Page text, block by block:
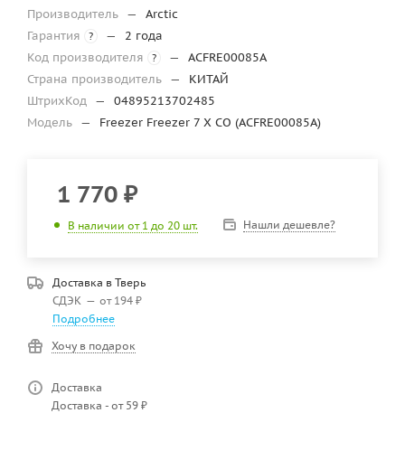
Производитель —
Arctic
Гарантия
? —
2 года
Код производителя
? —
ACFRE00085A
Страна производитель —
КИТАЙ
ШтрихКод —
04895213702485
Модель — Freezer Freezer 7 X CO (ACFRE00085A)
1 770 ₽
В наличии от 1 до 20 шт. Нашли дешевле?
Доставка в Тверь
СДЭК — от 194 ₽
Подробнее
Хочу в подарок
Доставка
Доставка - от 59 ₽